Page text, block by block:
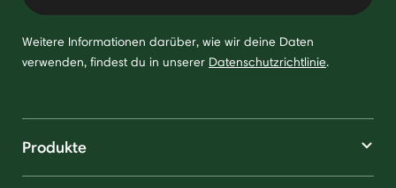
Weitere Informationen darüber, wie wir deine Daten
verwenden, findest du in unserer Datenschutzrichtlinie.
Produkte